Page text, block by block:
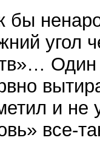
бы
угол
Один
и не
все-